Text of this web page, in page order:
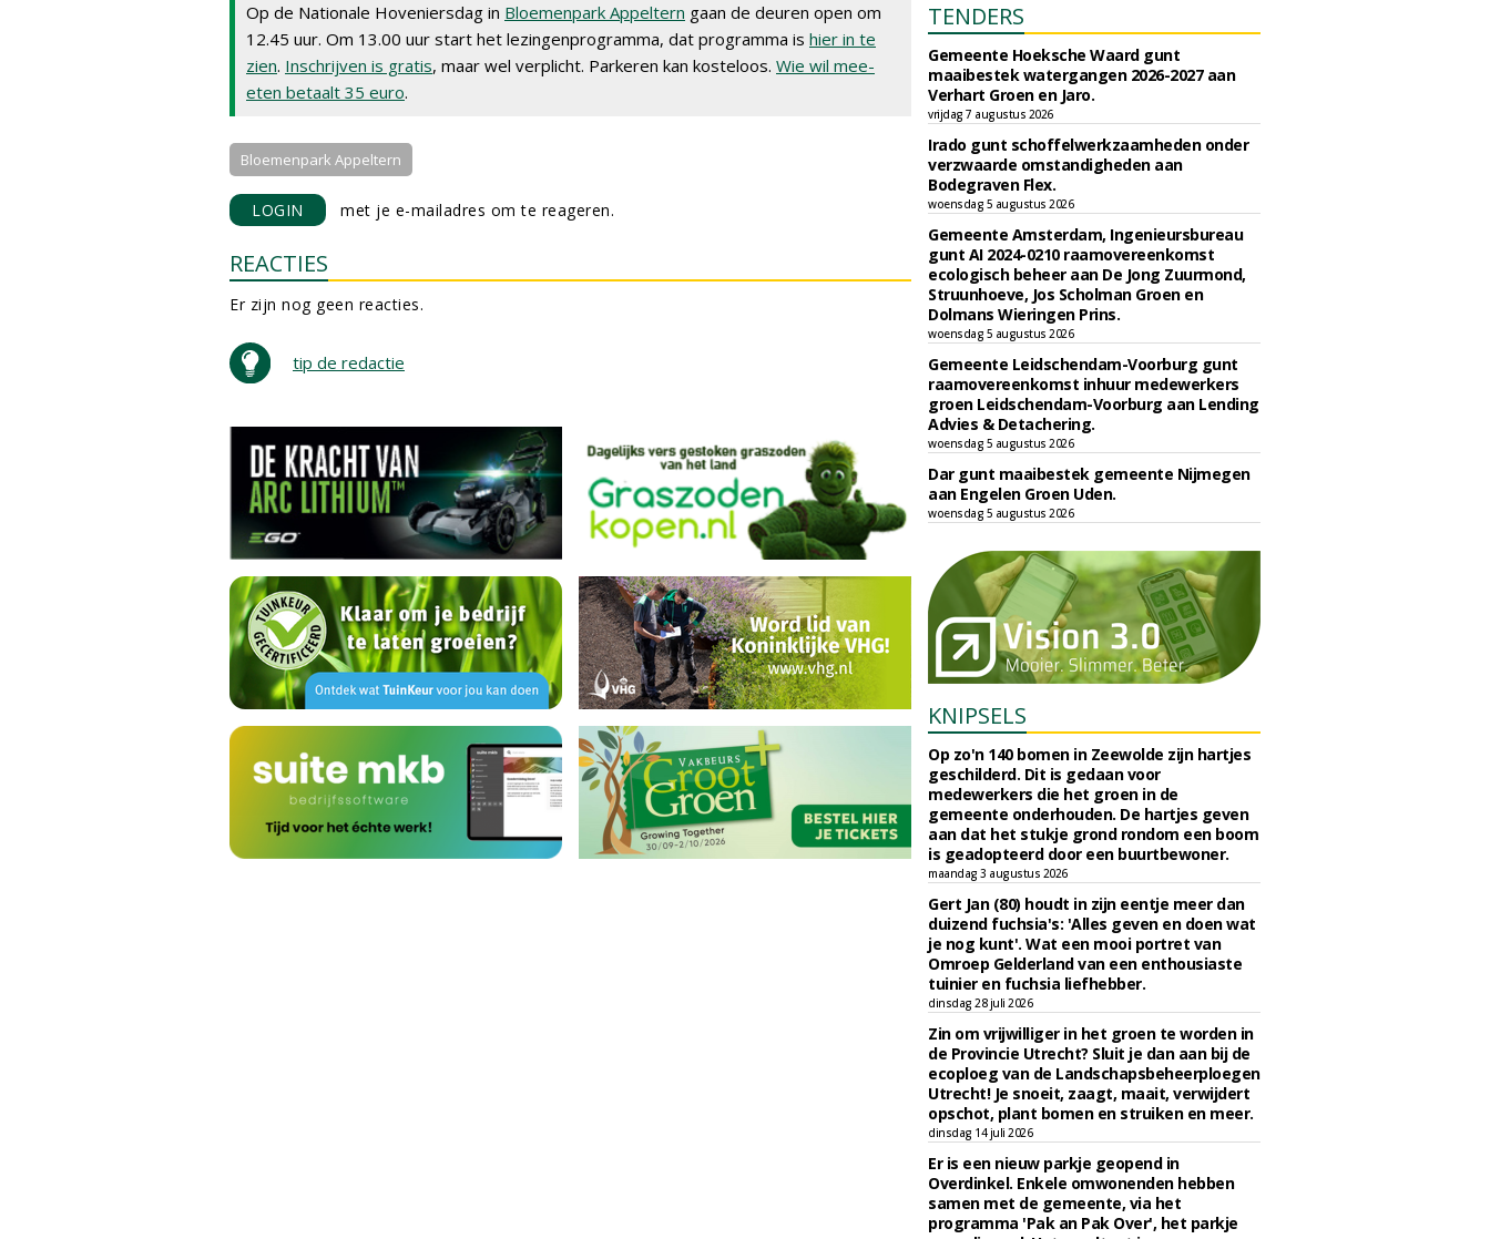
Op de Nationale Hoveniersdag in Bloemenpark Appeltern gaan de deuren open om
12.45 uur. Om 13.00 uur start het lezingenprogramma, dat programma is hier in te
zien. Inschrijven is gratis, maar wel verplicht. Parkeren kan kosteloos. Wie wil mee-
eten betaalt 35 euro.
Bloemenpark Appeltern
LOGIN met je e-mailadres om te reageren.
REACTIES
Er zijn nog geen reacties.
tip de redactie
TENDERS
Gemeente Hoeksche Waard gunt
maaibestek watergangen 2026-2027 aan
Verhart Groen en Jaro.
vrijdag 7 augustus 2026
Irado gunt schoffelwerkzaamheden onder
verzwaarde omstandigheden aan
Bodegraven Flex.
woensdag 5 augustus 2026
Gemeente Amsterdam, Ingenieursbureau
gunt AI 2024-0210 raamovereenkomst
ecologisch beheer aan De Jong Zuurmond,
Struunhoeve, Jos Scholman Groen en
Dolmans Wieringen Prins.
woensdag 5 augustus 2026
Gemeente Leidschendam-Voorburg gunt
raamovereenkomst inhuur medewerkers
groen Leidschendam-Voorburg aan Lending
Advies & Detachering.
woensdag 5 augustus 2026
Dar gunt maaibestek gemeente Nijmegen
aan Engelen Groen Uden.
woensdag 5 augustus 2026
KNIPSELS
Op zo'n 140 bomen in Zeewolde zijn hartjes
geschilderd. Dit is gedaan voor
medewerkers die het groen in de
gemeente onderhouden. De hartjes geven
aan dat het stukje grond rondom een boom
is geadopteerd door een buurtbewoner.
maandag 3 augustus 2026
Gert Jan (80) houdt in zijn eentje meer dan
duizend fuchsia's: 'Alles geven en doen wat
je nog kunt'. Wat een mooi portret van
Omroep Gelderland van een enthousiaste
tuinier en fuchsia liefhebber.
dinsdag 28 juli 2026
Zin om vrijwilliger in het groen te worden in
de Provincie Utrecht? Sluit je dan aan bij de
ecoploeg van de Landschapsbeheerploegen
Utrecht! Je snoeit, zaagt, maait, verwijdert
opschot, plant bomen en struiken en meer.
dinsdag 14 juli 2026
Er is een nieuw parkje geopend in
Overdinkel. Enkele omwonenden hebben
samen met de gemeente, via het
programma 'Pak an Pak Over', het parkje